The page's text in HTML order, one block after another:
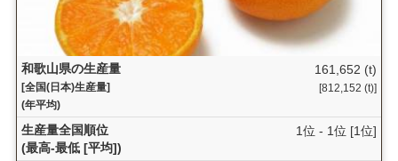
和歌山県の生産量
[全国(日本)生産量]
(年平均)
161,652 (t)
[812,152 (t)]
生産量全国順位
(最高-最低 [平均])
1位 - 1位 [1位]